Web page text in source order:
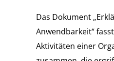
Das Dokument
Anwendbarkeit“
Aktivitäten einer